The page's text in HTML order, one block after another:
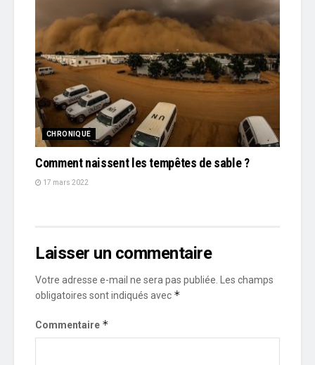
CHRONIQUE
Comment naissent les tempêtes de sable ?
17 mars 2022
Laisser un commentaire
Votre adresse e-mail ne sera pas publiée. Les champs
obligatoires sont indiqués avec *
Commentaire *